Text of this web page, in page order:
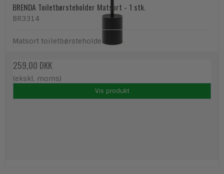
BRENDA Toiletbørsteholder Matsort - 1 stk.
BR3314
Matsort toiletbørsteholder
259,00 DKK
(ekskl. moms)
Vis produkt